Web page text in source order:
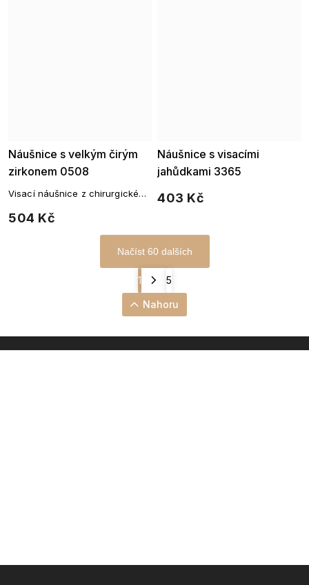
Náušnice s velkým čirým
zirkonem 0508
504 Kč
Visací náušnice z chirurgické
Náušnice s visacími
jahůdkami 3365
403 Kč
Načíst 60 dalších
1 5
Nahoru